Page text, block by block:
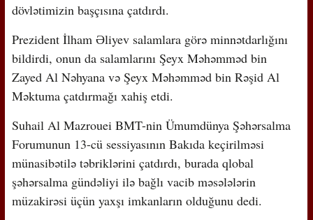
dövlətimizin başçısına çatdırdı.
Prezident İlham Əliyev salamlara görə minnətdarlığını
bildirdi, onun da salamlarını Şeyx Məhəmməd bin
Zayed Al Nəhyana və Şeyx Məhəmməd bin Rəşid Al
Məktuma çatdırmağı xahiş etdi.
Suhail Al Mazrouei BMT-nin Ümumdünya Şəhərsalma
Forumunun 13-cü sessiyasının Bakıda keçirilməsi
münasibətilə təbriklərini çatdırdı, burada qlobal
şəhərsalma gündəliyi ilə bağlı vacib məsələlərin
müzakirəsi üçün yaxşı imkanların olduğunu dedi.